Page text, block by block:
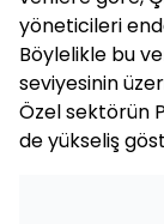
yöneticileri
Böylelikle bu
seviyesinin
Özel sektörün
de yükseliş